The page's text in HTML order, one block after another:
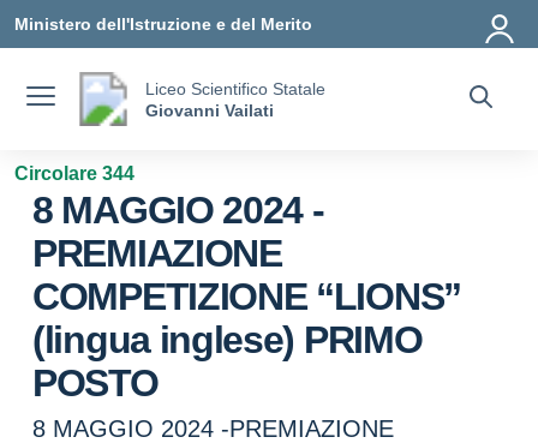
Ministero dell'Istruzione e del Merito
Liceo Scientifico Statale
Giovanni Vailati
Circolare 344
8 MAGGIO 2024 -
PREMIAZIONE
COMPETIZIONE “LIONS”
(lingua inglese) PRIMO
POSTO
8 MAGGIO 2024 -PREMIAZIONE